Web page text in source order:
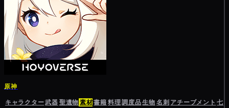
原神
キャラクター武器聖遺物素材書籍料理調度品生物名刺 アチーブメント 七